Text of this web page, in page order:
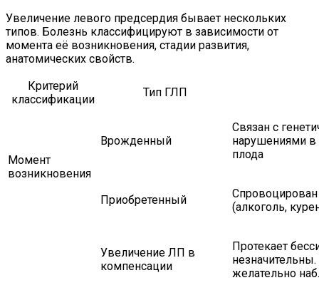
Увеличение левого предсердия бывает нескольких
типов. Болезнь классифицируют в зависимости от
момента её возникновения, стадии развития,
анатомических свойств.
Критерий
классификации
Тип ГЛП
Момент
возникновения
Врожденный
Связан с
нарушениями в
плода
Приобретенный
(алкоголь,
Увеличение ЛП в
компенсации
Протекает
желательно